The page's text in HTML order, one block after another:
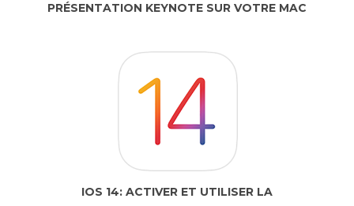
PRÉSENTATION KEYNOTE SUR VOTRE MAC
IOS 14: ACTIVER ET UTILISER LA